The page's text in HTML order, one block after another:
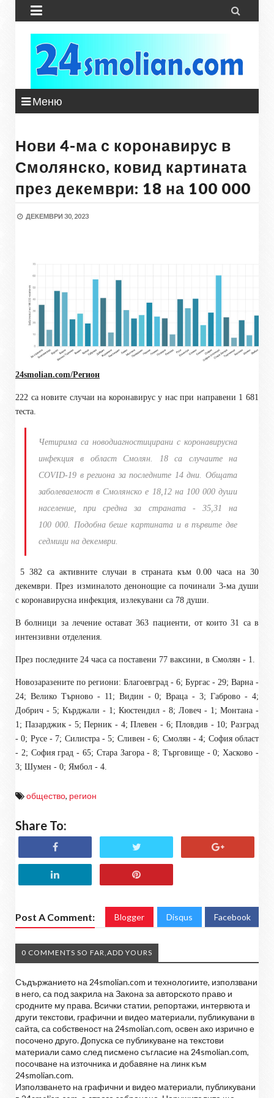
 
Меню
Нови 4-ма с коронавирус в
Смолянско, ковид картината
през декември: 18 на 100 000
ДЕКЕМВРИ 30, 2023
24smolian.com/Регион
222 са новите случаи на коронавирус у нас при направени 1 681
теста.
Четирима са новодиагностицирани с коронавирусна
инфекция в област Смолян. 18 са случаите на
COVID-19 в региона за последните 14 дни. Общата
заболеваемост в Смолянско е 18,12 на 100 000 души
население, при средна за страната - 35,31 на
100 000. Подобна беше картината и в първите две
седмици на декември.
5 382 са активните случаи в страната към 0.00 часа на 30
декември. През изминалото денонощие са починали 3-ма души
с коронавирусна инфекция, излекувани са 78 души.
В болници за лечение остават 363 пациенти, от които 31 са в
интензивни отделения.
През последните 24 часа са поставени 77 ваксини, в Смолян - 1.
Новозаразените по региони: Благоевград - 6; Бургас - 29; Варна -
24; Велико Търново - 11; Видин - 0; Враца - 3; Габрово - 4;
Добрич - 5; Кърджали - 1; Кюстендил - 8; Ловеч - 1; Монтана -
1; Пазарджик - 5; Перник - 4; Плевен - 6; Пловдив - 10; Разград
- 0; Русе - 7; Силистра - 5; Сливен - 6; Смолян - 4; София област
- 2; София град - 65; Стара Загора - 8; Търговище - 0; Хасково -
3; Шумен - 0; Ямбол - 4.
общество, регион
Share To:
Post A Comment: Blogger Disqus Facebook
0 COMMENTS SO FAR,ADD YOURS
Съдържанието на 24smolian.com и технологиите, използвани
в него, са под закрила на Закона за авторското право и
сродните му права. Всички статии, репортажи, интервюта и
други текстови, графични и видео материали, публикувани в
сайта, са собственост на 24smolian.com, освен ако изрично е
посочено друго. Допуска се публикуване на текстови
материали само след писмено съгласие на 24smolian.com,
посочване на източника и добавяне на линк към
24smolian.com.
Използването на графични и видео материали, публикувани